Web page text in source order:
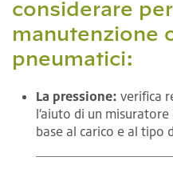
considerare
manutenzione
pneumatici:
La pressione: verifica
l’aiuto di un
base al carico e al tipo